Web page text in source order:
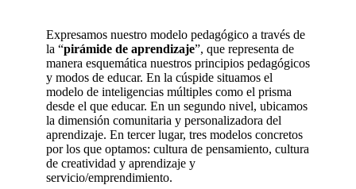
Expresamos nuestro modelo pedagógico a través de
la “pirámide de aprendizaje”, que representa de
manera esquemática nuestros principios pedagógicos
y modos de educar. En la cúspide situamos el
modelo de inteligencias múltiples como el prisma
desde el que educar. En un segundo nivel, ubicamos
la dimensión comunitaria y personalizadora del
aprendizaje. En tercer lugar, tres modelos concretos
por los que optamos: cultura de pensamiento, cultura
de creatividad y aprendizaje y
servicio/emprendimiento.